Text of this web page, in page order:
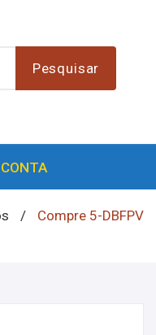
Pesquisar
/
Compre 5-DBFPV